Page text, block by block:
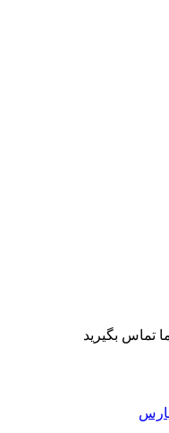
تماس بگیرید